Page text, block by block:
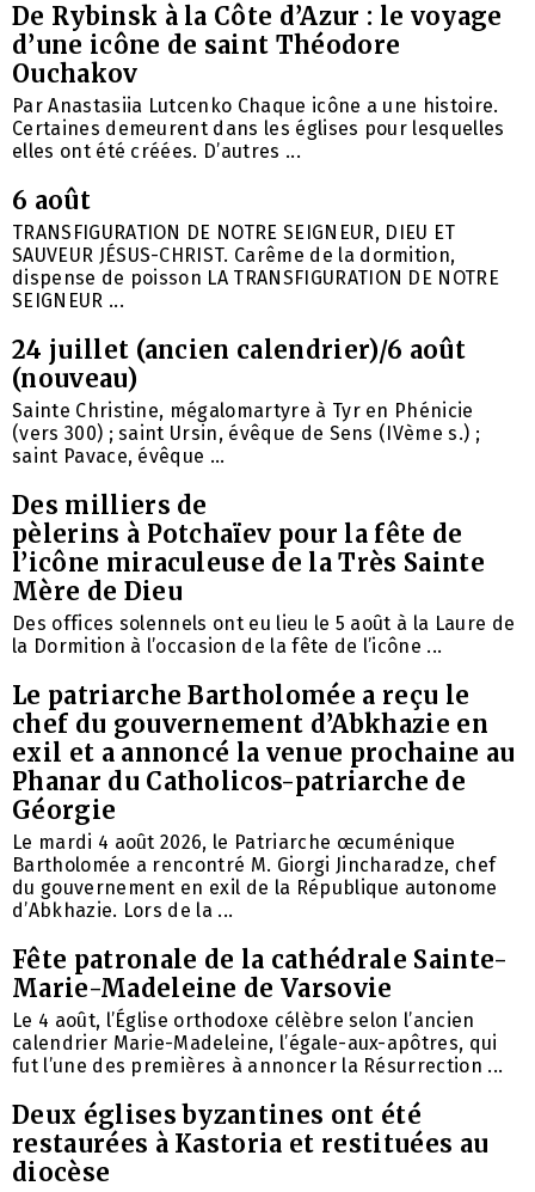
De Rybinsk à la Côte d’Azur : le voyage
d’une icône de saint Théodore
Ouchakov
Par Anastasiia Lutcenko Chaque icône a une histoire.
Certaines demeurent dans les églises pour lesquelles
elles ont été créées. D’autres ...
6 août
TRANSFIGURATION DE NOTRE SEIGNEUR, DIEU ET
SAUVEUR JÉSUS-CHRIST. Carême de la dormition,
dispense de poisson LA TRANSFIGURATION DE NOTRE
SEIGNEUR ...
24 juillet (ancien calendrier)/6 août
(nouveau)
Sainte Christine, mégalomartyre à Tyr en Phénicie
(vers 300) ; saint Ursin, évêque de Sens (IVème s.) ;
saint Pavace, évêque ...
Des milliers de
pèlerins à Potchaïev pour la fête de
l’icône miraculeuse de la Très Sainte
Mère de Dieu
Des offices solennels ont eu lieu le 5 août à la Laure de
la Dormition à l’occasion de la fête de l’icône ...
Le patriarche Bartholomée a reçu le
chef du gouvernement d’Abkhazie en
exil et a annoncé la venue prochaine au
Phanar du Catholicos-patriarche de
Géorgie
Le mardi 4 août 2026, le Patriarche œcuménique
Bartholomée a rencontré M. Giorgi Jincharadze, chef
du gouvernement en exil de la République autonome
d’Abkhazie. Lors de la ...
Fête patronale de la cathédrale Sainte-
Marie-Madeleine de Varsovie
Le 4 août, l’Église orthodoxe célèbre selon l’ancien
calendrier Marie-Madeleine, l’égale-aux-apôtres, qui
fut l’une des premières à annoncer la Résurrection ...
Deux églises byzantines ont été
restaurées à Kastoria et restituées au
diocèse